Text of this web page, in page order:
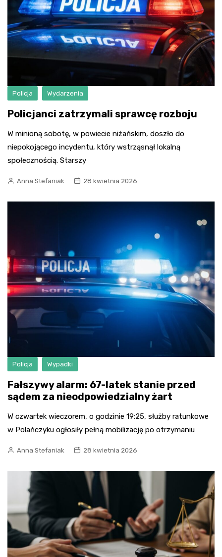
Policja Wydarzenia
Policjanci zatrzymali sprawcę rozboju
W minioną sobotę, w powiecie niżańskim, doszło do
niepokojącego incydentu, który wstrząsnął lokalną
społecznością. Starszy
Anna Stefaniak 28 kwietnia 2026
Policja Wypadki
Fałszywy alarm: 67-latek stanie przed
sądem za nieodpowiedzialny żart
W czwartek wieczorem, o godzinie 19:25, służby ratunkowe
w Polańczyku ogłosiły pełną mobilizację po otrzymaniu
Anna Stefaniak 28 kwietnia 2026